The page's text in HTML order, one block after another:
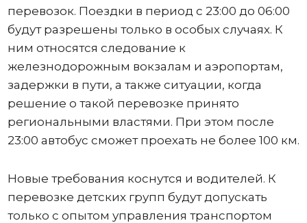
перевозок. Поездки в период с 23:00 до 06:00
будут разрешены только в особых случаях. К
ним относятся следование к
железнодорожным вокзалам и аэропортам,
задержки в пути, а также ситуации, когда
решение о такой перевозке принято
региональными властями. При этом после
23:00 автобус сможет проехать не более 100 км.
Новые требования коснутся и водителей. К
перевозке детских групп будут допускать
только с опытом управления транспортом